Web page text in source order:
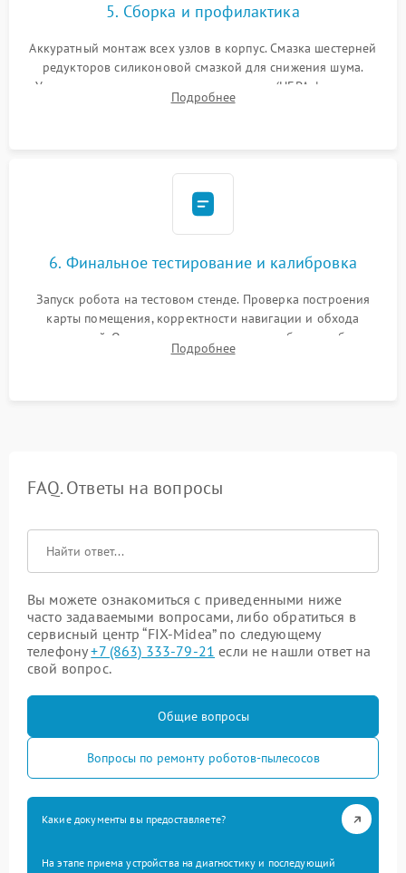
5. Сборка и профилактика
Аккуратный монтаж всех узлов в корпус. Смазка шестерней
редукторов силиконовой смазкой для снижения шума.
Установка новых расходных материалов (HEPA-фильтров,
микрофибры, щеток). Надежная фиксация разъемов и
Подробнее
6. Финальное тестирование и калибровка
Запуск робота на тестовом стенде. Проверка построения
карты помещения, корректности навигации и обхода
препятствий. Оценка силы всасывания и работы турбины.
Тестирование автоматического возврата на док-станцию и
Подробнее
FAQ. Ответы на вопросы
Вы можете ознакомиться с приведенными ниже
часто задаваемыми вопросами, либо обратиться в
сервисный центр “FIX-Midea” по следующему
телефону+7 (863) 333-79-21 если не нашли ответ на
свой вопрос.
Общие вопросы
Вопросы по ремонту роботов-пылесосов
Какие документы вы предоставляете?
На этапе приема устройства на диагностику и последующий